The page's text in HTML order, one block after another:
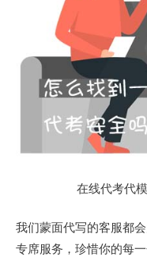
在线代考代
我们蒙面代写的客服都
专席服务，珍惜你的每